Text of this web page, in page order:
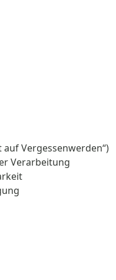
auf Vergessenwerden“)
Verarbeitung